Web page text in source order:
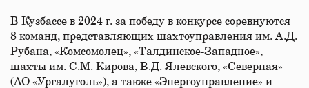
В Кузбассе в 2024 г. за победу в конкурсе соревнуются
8 команд, представляющих шахтоуправления им. А.Д.
Рубана, «Комсомолец», «Талдинское-Западное»,
шахты им. С.М. Кирова, В.Д. Ялевского, «Северная»
(АО «Ургалуголь»), а также «Энергоуправление» и